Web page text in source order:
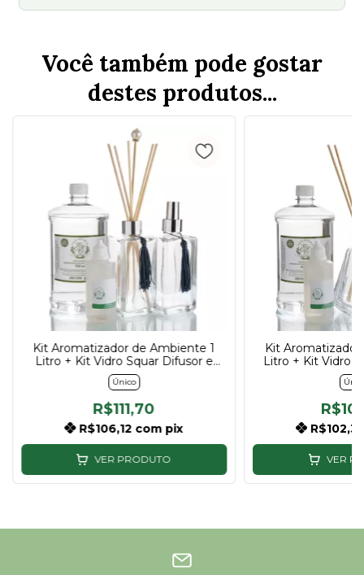
Você também pode gostar
destes produtos...
Kit Aromatizador de Ambiente 1
Litro + Kit Vidro Squar Difusor e
Home Spray
Único
R$111,70
R$106,12 com pix
VER PRODUTO
Kit
Litro + Kit Vidro
Home
VER